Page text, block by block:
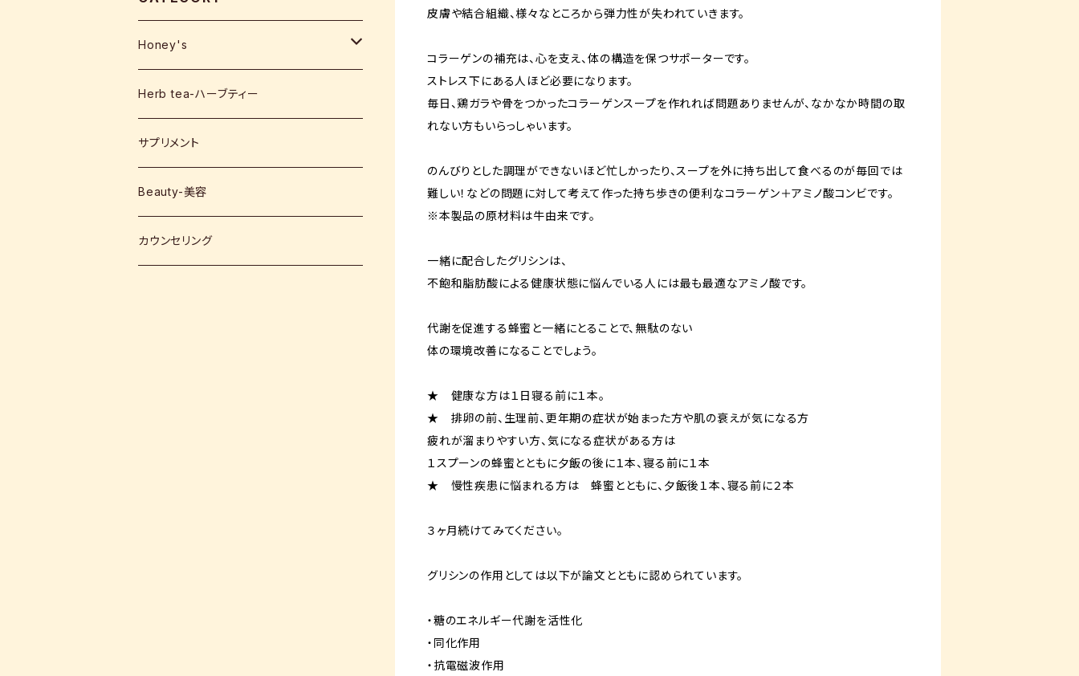
皮膚や結合組織、様々なところから弾力性が失われていきます。
コラーゲンの補充は、心を支え、体の構造を保つサポーターです。
ストレス下にある人ほど必要になります。
毎日、鶏ガラや骨をつかったコラーゲンスープを作れれば問題ありませんが、なかなか時間の取
れない方もいらっしゃいます。
のんびりとした調理ができないほど忙しかったり、スープを外に持ち出して食べるのが毎回では
難しい！などの問題に対して考えて作った持ち歩きの便利なコラーゲン＋アミノ酸コンビです。
※本製品の原材料は牛由来です。
一緒に配合したグリシンは、
不飽和脂肪酸による健康状態に悩んでいる人には最も最適なアミノ酸です。
代謝を促進する蜂蜜と一緒にとることで、無駄のない
体の環境改善になることでしょう。
★ 健康な方は１日寝る前に１本。
★ 排卵の前、生理前、更年期の症状が始まった方や肌の衰えが気になる方
疲れが溜まりやすい方、気になる症状がある方は
１スプーンの蜂蜜とともに夕飯の後に１本、寝る前に１本
★ 慢性疾患に悩まれる方は 蜂蜜とともに、夕飯後１本、寝る前に２本
３ヶ月続けてみてください。
グリシンの作用としては以下が論文とともに認められています。
・糖のエネルギー代謝を活性化
・同化作用
・抗電磁波作用
Honey's
Australia-オーストラリア
HTQ
HIG
Malaysia-マレーシア
1500g
850g
New Zealand-ニュージーランド
その他
Herb tea-ハーブティー
サプリメント
Beauty-美容
カウンセリング